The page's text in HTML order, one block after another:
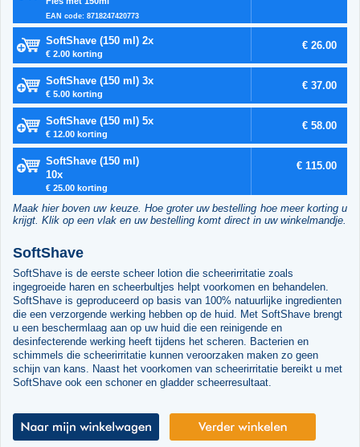
EAN code: 8718247420773
SoftShave (150 ml) 2x
€ 2.00 korting
€ 26.00
SoftShave (150 ml) 3x
€ 5.00 korting
€ 37.00
SoftShave (150 ml) 5x
€ 12.00 korting
€ 58.00
SoftShave (150 ml)
10x
€ 25.00 korting
€ 115.00
Maak hier boven uw keuze. Hoe groter uw bestelling hoe meer korting u
krijgt. Klik op een vlak en uw bestelling komt direct in uw winkelmandje.
SoftShave
SoftShave is de eerste scheer lotion die scheerirritatie zoals
ingegroeide haren en scheerbultjes helpt voorkomen en behandelen.
SoftShave is geproduceerd op basis van 100% natuurlijke ingredienten
die een verzorgende werking hebben op de huid. Met SoftShave brengt
u een beschermlaag aan op uw huid die een reinigende en
desinfecterende werking heeft tijdens het scheren. Bacterien en
schimmels die scheerirritatie kunnen veroorzaken maken zo geen
schijn van kans. Naast het voorkomen van scheerirritatie bereikt u met
SoftShave ook een schoner en gladder scheerresultaat.